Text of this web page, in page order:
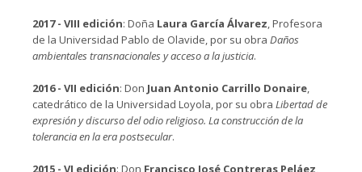
2017 - VIII edición: Doña Laura García Álvarez, Profesora
de la Universidad Pablo de Olavide, por su obra Daños
ambientales transnacionales y acceso a la justicia.
2016 - VII edición: Don Juan Antonio Carrillo Donaire,
catedrático de la Universidad Loyola, por su obra Libertad de
expresión y discurso del odio religioso. La construcción de la
tolerancia en la era postsecular.